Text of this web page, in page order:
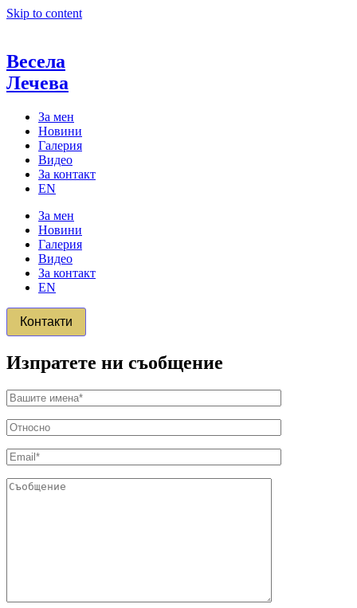
Skip to content
Весела
Лечева
За мен
Новини
Галерия
Видео
За контакт
EN
За мен
Новини
Галерия
Видео
За контакт
EN
Контакти
Изпратете ни съобщение